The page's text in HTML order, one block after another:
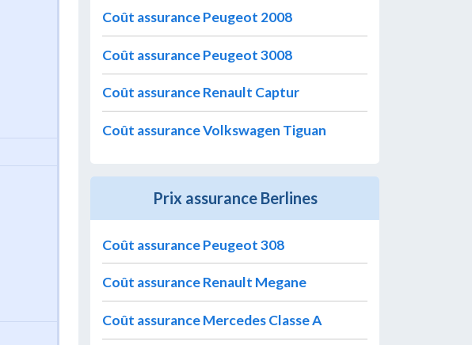
Coût assurance Peugeot 2008
Coût assurance Peugeot 3008
Coût assurance Renault Captur
Coût assurance Volkswagen Tiguan
Prix assurance Berlines
Coût assurance Peugeot 308
Coût assurance Renault Megane
Coût assurance Mercedes Classe A